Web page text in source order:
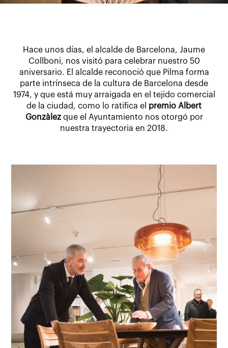
Hace unos días, el alcalde de Barcelona, Jaume
Collboni, nos visitó para celebrar nuestro 50
aniversario. El alcalde reconoció que Pilma forma
parte intrínseca de la cultura de Barcelona desde
1974, y que está muy arraigada en el tejido comercial
de la ciudad, como lo ratifica el premio Albert
Gonzàlezque el Ayuntamiento nos otorgó por
nuestra trayectoria en 2018.